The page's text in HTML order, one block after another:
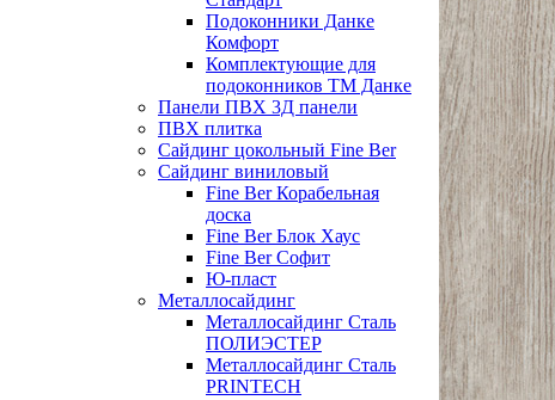
Подоконники Данке
Комфорт
Комплектующие для
подоконников ТМ Данке
Панели ПВХ 3Д панели
ПВХ плитка
Сайдинг цокольный Fine Ber
Сайдинг виниловый
Fine Ber Корабельная
доска
Fine Ber Блок Хаус
Fine Ber Софит
Ю-пласт
Металлосайдинг
Металлосайдинг Сталь
ПОЛИЭСТЕР
Металлосайдинг Сталь
PRINTECH